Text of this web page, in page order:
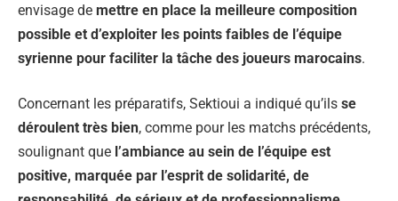
envisage de mettre en place la meilleure composition
possible et d’exploiter les points faibles de l’équipe
syrienne pour faciliter la tâche des joueurs marocains.
Concernant les préparatifs, Sektioui a indiqué qu’ils se
déroulent très bien, comme pour les matchs précédents,
soulignant que l’ambiance au sein de l’équipe est
positive, marquée par l’esprit de solidarité, de